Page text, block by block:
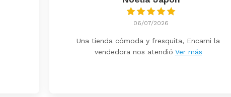
06/07/2026
Una tienda cómoda y fresquita, Encarni la
vendedora nos atendió Ver más